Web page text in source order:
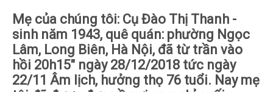
Mẹ của chúng tôi: Cụ Đào Thị Thanh -
sinh năm 1943, quê quán: phường Ngọc
Lâm, Long Biên, Hà Nội, đã từ trần vào
hồi 20h15" ngày 28/12/2018 tức ngày
22/11 Âm lịch, hưởng thọ 76 tuổi. Nay mẹ